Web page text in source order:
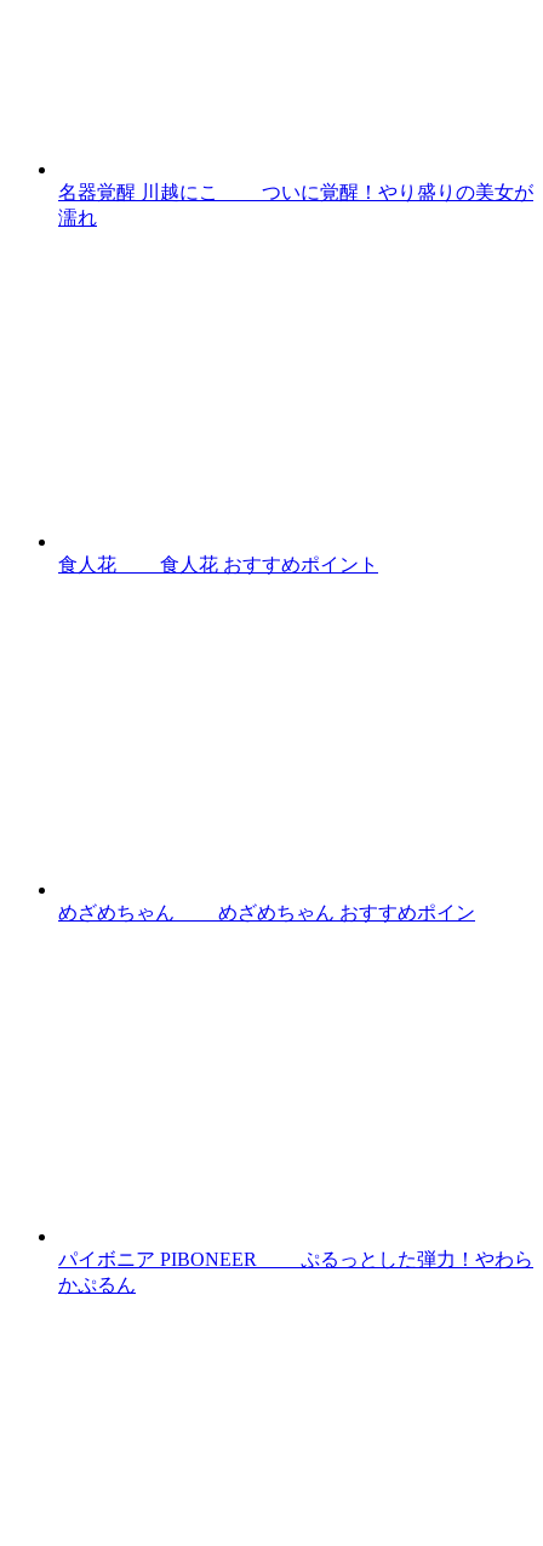
名器覚醒 川越にこ ついに覚醒！やり盛りの美女が
濡れ
食人花 食人花 おすすめポイント
めざめちゃん めざめちゃん おすすめポイン
パイボニア PIBONEER ぷるっとした弾力！やわら
かぷるん